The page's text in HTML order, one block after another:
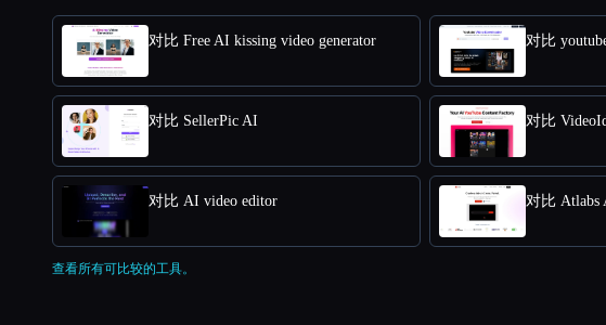
对比 Free AI kissing video generator 对比
对比 SellerPic AI 对比
对比 AI video editor 对比 Atlabs
查看所有可比较的工具。